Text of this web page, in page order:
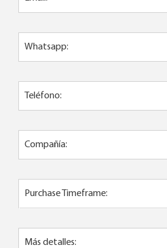
Whatsapp:
Teléfono:
Compañía:
Purchase Timeframe:
Más detalles: